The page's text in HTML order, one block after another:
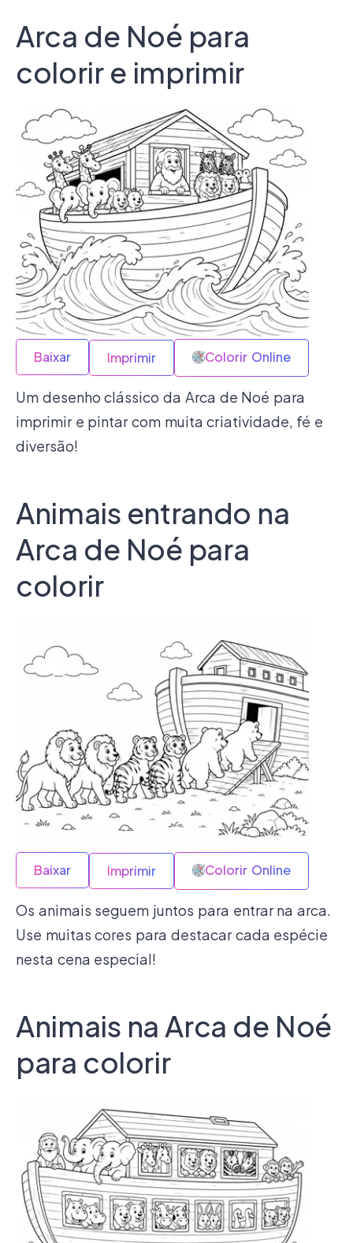
Arca de Noé para
colorir e imprimir
Baixar Imprimir Colorir Online
Um desenho clássico da Arca de Noé para
imprimir e pintar com muita criatividade, fé e
diversão!
Animais entrando na
Arca de Noé para
colorir
Baixar Imprimir Colorir Online
Os animais seguem juntos para entrar na arca.
Use muitas cores para destacar cada espécie
nesta cena especial!
Animais na Arca de Noé
para colorir